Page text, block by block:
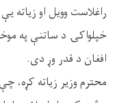
راغلاست وویل او زیاته
خپلواکۍ د ساتنې په
افغان د قدر وړ دی.
محترم وزیر زیاته کړه،